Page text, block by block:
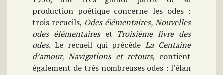
production poétique concerne les odes :
trois recueils, Odes élémentaires, Nouvelles
odes élémentaires et Troisième livre des
odes. Le recueil qui précède La Centaine
d’amour, Navigations et retours, contient
également de très nombreuses odes : l’élan